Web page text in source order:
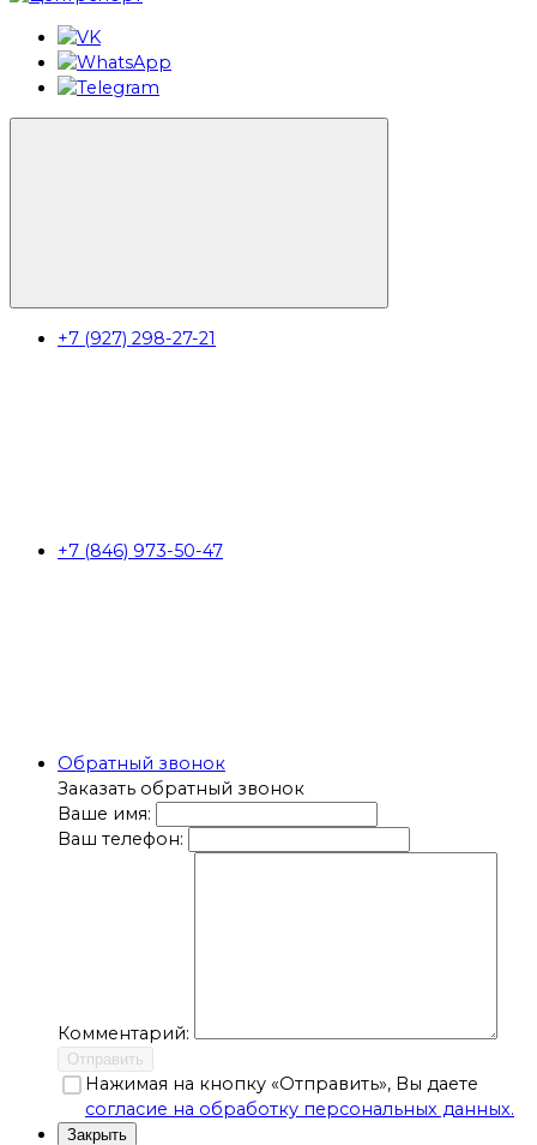
+7 (927) 298-27-21
+7 (846) 973-50-47
Обратный звонок
Заказать обратный звонок
Ваше имя:
Ваш телефон:
Комментарий:
Отправить
Нажимая на кнопку «Отправить», Вы даете
согласие на обработку персональных данных.
Закрыть